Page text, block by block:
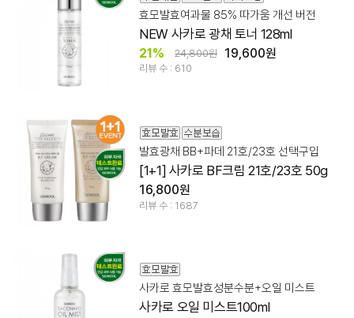
효모발효여과물 85% 따가움 개선 버전
NEW 사카로 광채 토너 128ml
21% 24,800원 19,600원
리뷰 수 : 610
발효광채 BB+파데 21호/23호 선택구입
[1+1] 사카로 BF크림 21호/23호 50g
16,800원
리뷰 수 : 1687
사카로 효모발효성분수분+오일 미스트
사카로 오일 미스트100ml